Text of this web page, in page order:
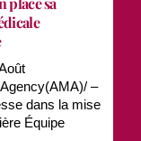
–
dans la mise
Équipe